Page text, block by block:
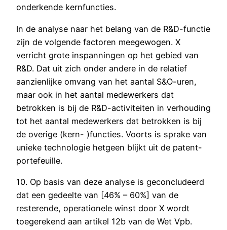
onderkende kernfuncties.
In de analyse naar het belang van de R&D-functie
zijn de volgende factoren meegewogen. X
verricht grote inspanningen op het gebied van
R&D. Dat uit zich onder andere in de relatief
aanzienlijke omvang van het aantal S&O-uren,
maar ook in het aantal medewerkers dat
betrokken is bij de R&D-activiteiten in verhouding
tot het aantal medewerkers dat betrokken is bij
de overige (kern- )functies. Voorts is sprake van
unieke technologie hetgeen blijkt uit de patent-
portefeuille.
10. Op basis van deze analyse is geconcludeerd
dat een gedeelte van [46% – 60%] van de
resterende, operationele winst door X wordt
toegerekend aan artikel 12b van de Wet Vpb.